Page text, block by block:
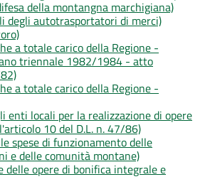
della montangna marchigiana)
degli autotrasportatori di merci)
a totale carico della Regione -
triennale 1982/1984 - atto
a totale carico della Regione -
enti locali per la realizzazione di opere
10 del D.L. n. 47/86)
spese di funzionamento delle
e delle comunità montane)
opere di bonifica integrale e